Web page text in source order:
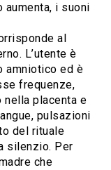
aumenta, i suoni
al
L’utente è
amniotico ed è
frequenze,
placenta e
pulsazioni
del rituale
silenzio. Per
che